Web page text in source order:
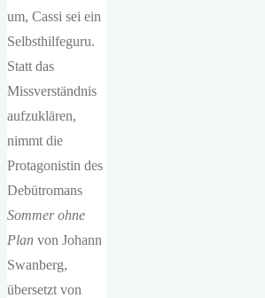
um, Cassi sei ein
Selbsthilfeguru.
Statt das
Missverständnis
aufzuklären,
nimmt die
Protagonistin des
Debütromans
Sommer ohne
Plan von Johann
Swanberg,
übersetzt von